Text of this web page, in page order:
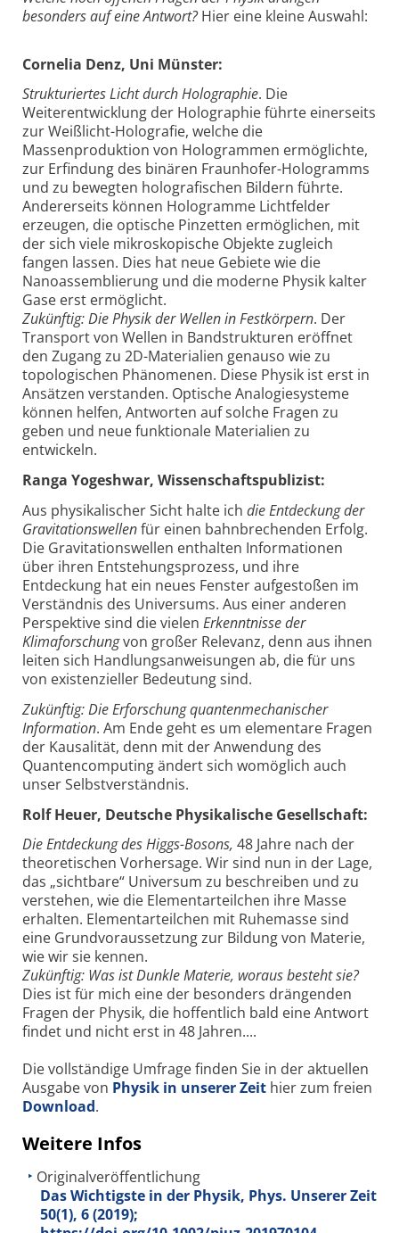
besonders auf eine Antwort?Hier eine kleine Auswahl:
Cornelia Denz, Uni Münster:
Strukturiertes Licht durch Holographie. Die
Weiterentwicklung der Holographie führte einerseits
zur Weißlicht-Holografie, welche die
Massenproduktion von Hologrammen ermöglichte,
zur Erfindung des binären Fraunhofer-Hologramms
und zu bewegten holografischen Bildern führte.
Andererseits können Hologramme Lichtfelder
erzeugen, die optische Pinzetten ermöglichen, mit
der sich viele mikroskopische Objekte zugleich
fangen lassen. Dies hat neue Gebiete wie die
Nanoassemblierung und die moderne Physik kalter
Gase erst ermöglicht.
Zukünftig: Die Physik der Wellen in Festkörpern. Der
Transport von Wellen in Bandstrukturen eröffnet
den Zugang zu 2D-Materialien genauso wie zu
topologischen Phänomenen. Diese Physik ist erst in
Ansätzen verstanden. Optische Analogiesysteme
können helfen, Antworten auf solche Fragen zu
geben und neue funktionale Materialien zu
entwickeln.
Ranga Yogeshwar, Wissenschaftspublizist:
Aus physikalischer Sicht halte ich die Entdeckung der
Gravitationswellenfür einen bahnbrechenden Erfolg.
Die Gravitationswellen enthalten Informationen
über ihren Entstehungsprozess, und ihre
Entdeckung hat ein neues Fenster aufgestoßen im
Verständnis des Universums. Aus einer anderen
Perspektive sind die vielen Erkenntnisse der
Klimaforschungvon großer Relevanz, denn aus ihnen
leiten sich Handlungsanweisungen ab, die für uns
von existenzieller Bedeutung sind.
Zukünftig: Die Erforschung quantenmechanischer
Information. Am Ende geht es um elementare Fragen
der Kausalität, denn mit der Anwendung des
Quantencomputing ändert sich womöglich auch
unser Selbstverständnis.
Rolf Heuer, Deutsche Physikalische Gesellschaft:
Die Entdeckung des Higgs-Bosons, 48 Jahre nach der
theoretischen Vorhersage. Wir sind nun in der Lage,
das „sichtbare“ Universum zu beschreiben und zu
verstehen, wie die Elementarteilchen ihre Masse
erhalten. Elementarteilchen mit Ruhemasse sind
eine Grundvoraussetzung zur Bildung von Materie,
wie wir sie kennen.
Zukünftig: Was ist Dunkle Materie, woraus besteht sie?
Dies ist für mich eine der besonders drängenden
Fragen der Physik, die hoffentlich bald eine Antwort
findet und nicht erst in 48 Jahren....
Die vollständige Umfrage finden Sie in der aktuellen
Ausgabe von Physik in unserer Zeit hier zum freien
Download.
Weitere Infos
Originalveröffentlichung
Das Wichtigste in der Physik, Phys. Unserer Zeit
50(1), 6 (2019);